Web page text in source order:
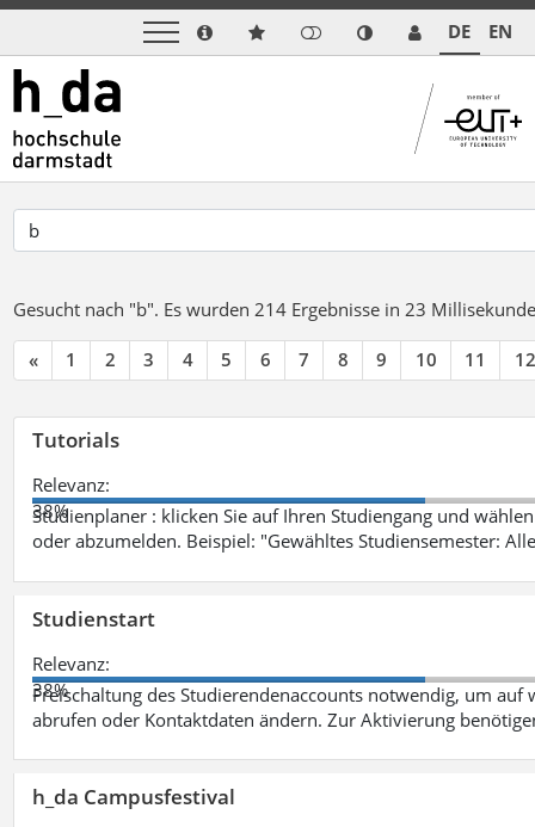
DE EN
Gesucht nach "b". Es wurden 214 Ergebnisse in 23
« 1 2 3 4 5 6 7 8 9 10 11 12
Tutorials
Relevanz:
38%
Studienplaner : klicken Sie auf Ihren Studiengang und
oder abzumelden. Beispiel: "Gewähltes Studiensemester:
Studienstart
Relevanz:
38%
Freischaltung des Studierendenaccounts notwendig, um
abrufen oder Kontaktdaten ändern. Zur Aktivierung
h_da Campusfestival